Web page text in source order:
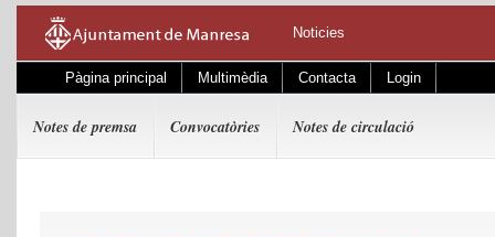
Noticies
Pàgina principal Multimèdia Contacta Login
Notes de premsa Convocatòries Notes de circulació